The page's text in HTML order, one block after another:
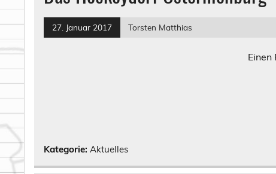
27. Januar 2017 Torsten Matthias
Kategorie:Aktuelles